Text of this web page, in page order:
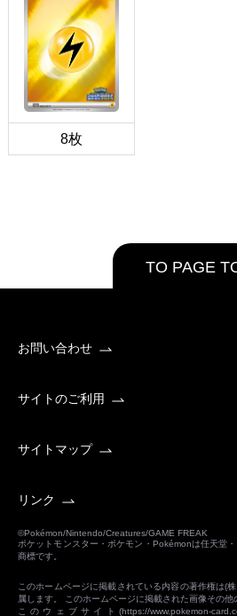
8枚
TO PAGE
お問い合わせ
サイトのご利用
サイトマップ
リンク
©Pokémon/Nintendo/Creatures/GAME FREAK
ポケットモンスター・ポケモン・Pokémonは任天堂
商標です。
このホームページに掲載されている内容の著作権は(
属します。 このホームページに掲載された画像その他
このウェブサイト(https://www.pokemon-